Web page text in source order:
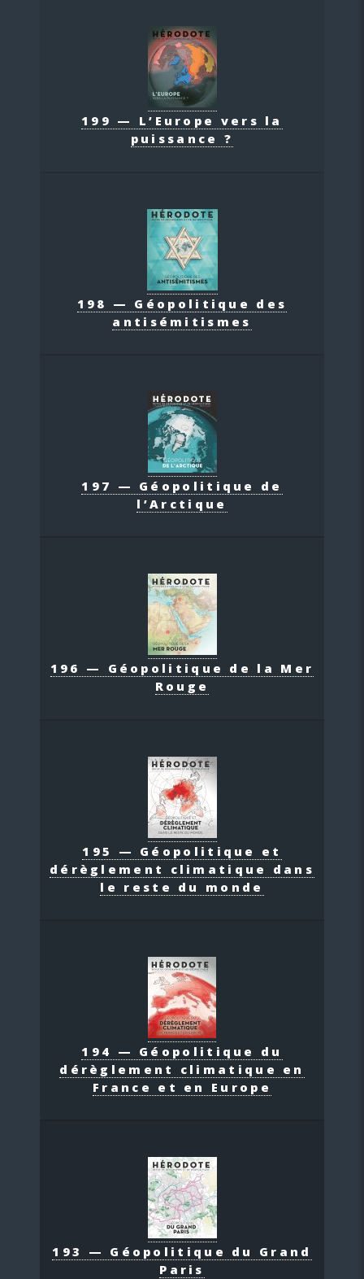
199 — L’Europe vers la
puissance ?
198 — Géopolitique des
antisémitismes
197 — Géopolitique de
l’Arctique
196 — Géopolitique de la Mer
Rouge
195 — Géopolitique et
dérèglement climatique dans
le reste du monde
194 — Géopolitique du
dérèglement climatique en
France et en Europe
193 — Géopolitique du Grand
Paris